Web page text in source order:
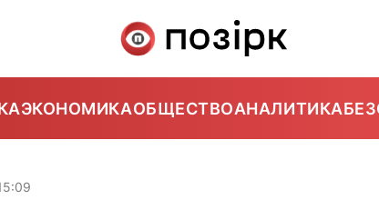
ЭКОНОМИКАОБЩЕСТВОАНАЛИТИКА